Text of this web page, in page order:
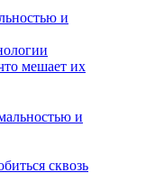
и
мешает их
сквозь